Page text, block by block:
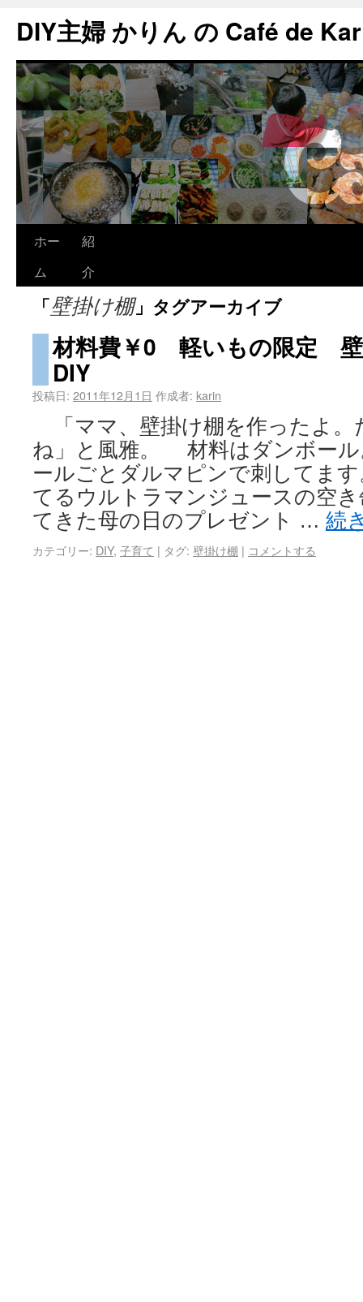
DIY主婦 かりん の Café de
ホー
ム
紹
介
「壁掛け棚」タグアーカイブ
材料費￥0 軽いもの限定
DIY
投稿日: 2011年12月1日 作成者: karin
「ママ、壁掛け棚を作ったよ。
ね」と風雅。 材料はダンボー
ールごとダルマピンで刺して
てるウルトラマンジュースの空
てきた母の日のプレゼント … 続
カテゴリー: DIY, 子育て | タグ: 壁掛け棚 | コメントする